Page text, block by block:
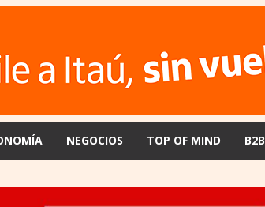
NEGOCIOS TOP OF MIND B2B